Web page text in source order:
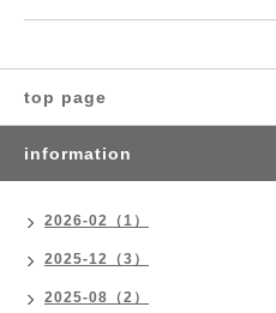
top page
information
2026-02（1）
2025-12（3）
2025-08（2）